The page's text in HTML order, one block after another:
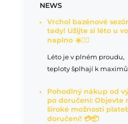
NEWS
Vrchol bazénové
tady! Užijte si léto u
naplno ☀️🏊‍♂️
Léto je v plném proudu,
teploty šplhají k
Pohodlný nákup od
po doručení: Objevte
široké možnosti
doručení! 💳📦